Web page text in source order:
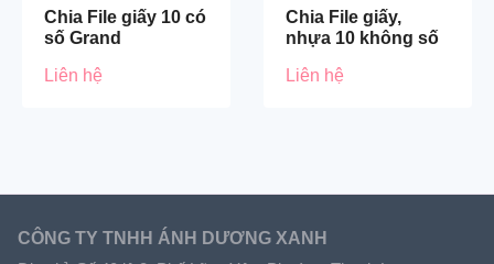
Chia File giấy 10 có
số Grand
Liên hệ
Chia File giấy,
nhựa 10 không số
Liên hệ
CÔNG TY TNHH ÁNH DƯƠNG XANH